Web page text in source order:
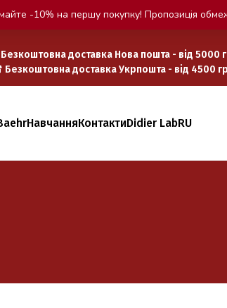
Безкоштовна доставка Нова пошта - від 5000
Безкоштовна доставка Укрпошта - від 4500
НавчанняКонтактиDidier LabRU
-10% на першу покупку! Пропозиція